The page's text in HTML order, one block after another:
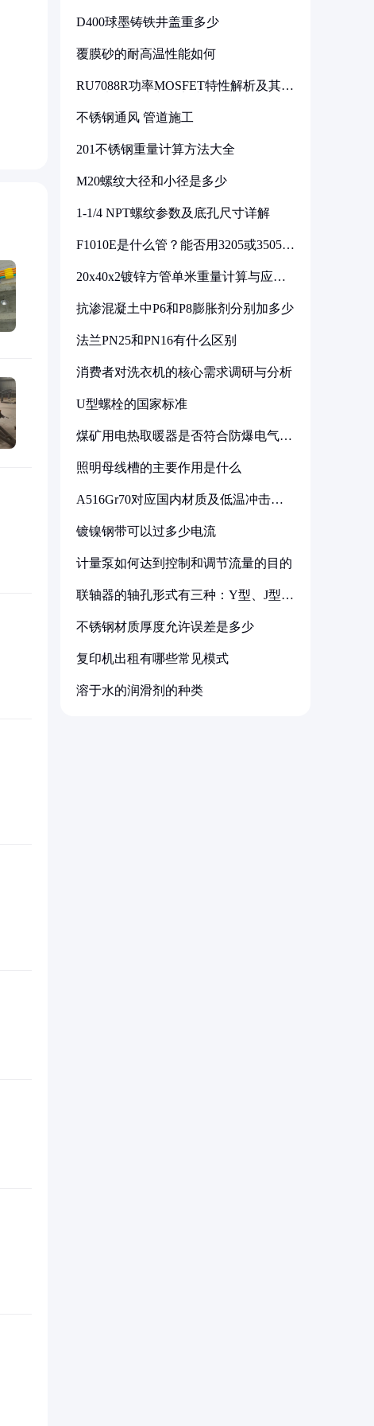
D400球墨铸铁井盖重多少
覆膜砂的耐高温性能如何
RU7088R功率MOSFET特性解析及其在
不锈钢通风 管道施工
201不锈钢重量计算方法大全
M20螺纹大径和小径是多少
1-1/4 NPT螺纹参数及底孔尺寸详解
F1010E是什么管？能否用3205或3505代
20x40x2镀锌方管单米重量计算与应用
抗渗混凝土中P6和P8膨胀剂分别加多少
法兰PN25和PN16有什么区别
消费者对洗衣机的核心需求调研与分析
U型螺栓的国家标准
煤矿用电热取暖器是否符合防爆电气设
照明母线槽的主要作用是什么
A516Gr70对应国内材质及低温冲击要
镀镍钢带可以过多少电流
计量泵如何达到控制和调节流量的目的
联轴器的轴孔形式有三种：Y型、J型、
不锈钢材质厚度允许误差是多少
复印机出租有哪些常见模式
溶于水的润滑剂的种类